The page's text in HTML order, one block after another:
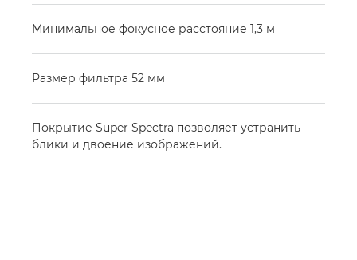
Минимальное фокусное расстояние 1,3 м
Размер фильтра 52 мм
Покрытие Super Spectra позволяет устранить
блики и двоение изображений.